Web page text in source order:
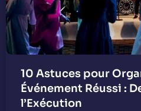
10 Astuces pour
Événement Réussi :
l’Exécution